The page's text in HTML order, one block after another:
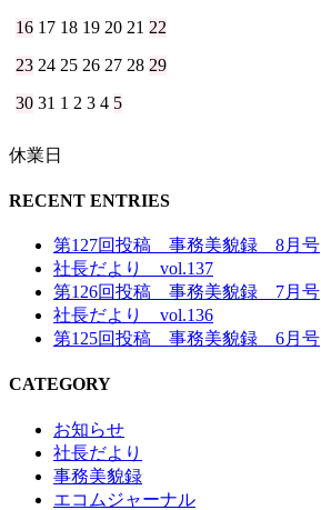
16 17 18 19 20 21 22
23 24 25 26 27 28 29
30 31 1 2 3 4 5
休業日
RECENT ENTRIES
第127回投稿 事務美貌録 8月号
社長だより vol.137
第126回投稿 事務美貌録 7月号
社長だより vol.136
第125回投稿 事務美貌録 6月号
CATEGORY
お知らせ
社長だより
事務美貌録
エコムジャーナル